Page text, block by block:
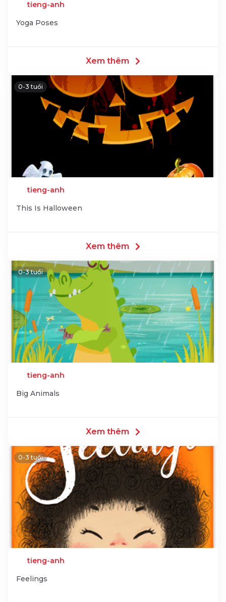
tieng-anh
Yoga Poses
Xem thêm
0-3 tuổi
tieng-anh
This Is Halloween
Xem thêm
0-3 tuổi
tieng-anh
Big Animals
Xem thêm
0-3 tuổi
tieng-anh
Feelings